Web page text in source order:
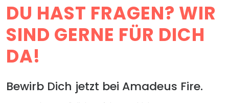
DU HAST FRAGEN? WIR
SIND GERNE FÜR DICH
DA!
Bewirb Dich jetzt bei Amadeus Fire.